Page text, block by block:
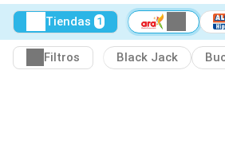
Tiendas 1
Filtros Black Jack